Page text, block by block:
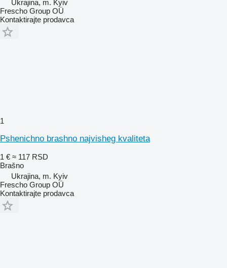
Ukrajina, m. Kyiv
Frescho Group OÜ
Kontaktirajte prodavca
1
Pshenichno brashno naјvisheg kvaliteta
1 € ≈ 117 RSD
Brašno
Ukrajina, m. Kyiv
Frescho Group OÜ
Kontaktirajte prodavca